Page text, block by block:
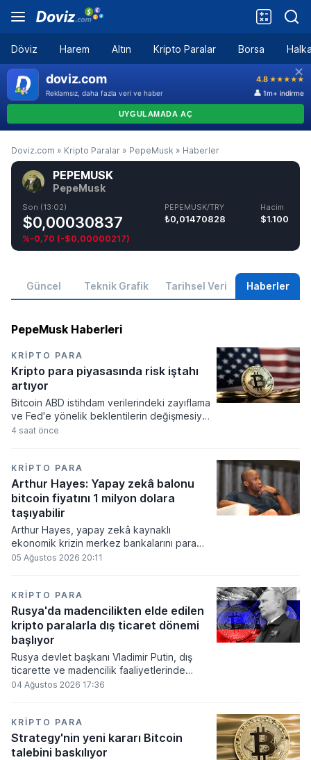
Döviz Harem Altın Kripto Paralar Borsa
Doviz.com » Kripto Paralar » PepeMusk » Haberler
PEPEMUSK
PepeMusk
Son (13:02)
$0,00030837
%-0,70 (-$0,00000217)
PEPEMUSK/TRY
₺0,01470828
Hacim
$1.100
Güncel Teknik Grafik Tarihsel Veri Haberler
PepeMusk Haberleri
KRIPTO PARA
Kripto para piyasasında risk iştahı
artıyor
Bitcoin ABD istihdam verilerindeki zayıflama
ve Fed'e yönelik beklentilerin değişmesiyle
haftayı yükselişle kapattı. Kripto para
açıklanacak enflasyon rakamlarına ve
küresel gelişmelere çevrildi.
4 saat önce
KRIPTO PARA
Arthur Hayes: Yapay zekâ balonu
bitcoin fiyatını 1 milyon dolara
taşıyabilir
Arthur Hayes, yapay zekâ kaynaklı
ekonomik krizin merkez bankalarını para
basmaya zorlayacağını ve bu durumun
kayıplarının tetikleyeceği kredi krizinin
küresel likidite artışına yol açacağını belirtti
ve bitcoinin bu süreçte en hızlı tepki veren
varlık olacağı vurguladı.
05 Ağustos 2026 20:11
KRIPTO PARA
Rusya'da madencilikten elde edilen
kripto paralarla dış ticaret dönemi
başlıyor
Rusya devlet başkanı Vladimir Putin, dış
ticarette ve madencilik faaliyetlerinde
kripto varlıkların kullanımına onay veren
elde edilen dijital paraların belirli şartlar
altında dolaşımına ve menkul kıymet
alımlarında kullanılmasına olanak sağlanıyor.
04 Ağustos 2026 17:36
KRIPTO PARA
Strategy'nin yeni kararı Bitcoin
talebini baskılıyor